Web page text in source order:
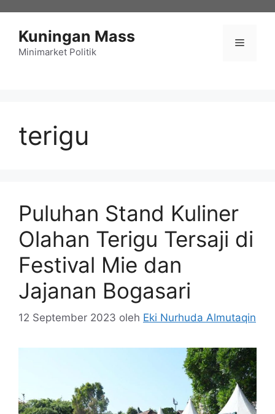
Kuningan Mass
Minimarket Politik
Menu
terigu
Puluhan Stand Kuliner
Olahan Terigu Tersaji di
Festival Mie dan
Jajanan Bogasari
12 September 2023 oleh Eki Nurhuda Almutaqin